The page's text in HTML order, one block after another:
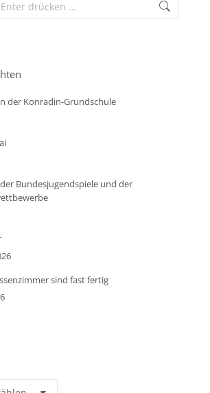
der Konradin-Grundschule
Bundesjugendspiele und der
sind fast fertig